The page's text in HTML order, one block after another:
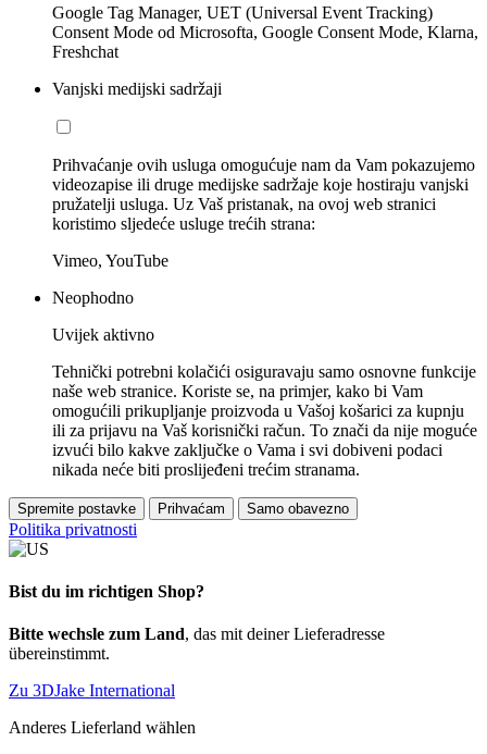
Google Tag Manager, UET (Universal Event Tracking)
Consent Mode od Microsofta, Google Consent Mode, Klarna,
Freshchat
Vanjski medijski sadržaji
Prihvaćanje ovih usluga omogućuje nam da Vam pokazujemo
videozapise ili druge medijske sadržaje koje hostiraju vanjski
pružatelji usluga. Uz Vaš pristanak, na ovoj web stranici
koristimo sljedeće usluge trećih strana:
Vimeo, YouTube
Neophodno
Uvijek aktivno
Tehnički potrebni kolačići osiguravaju samo osnovne funkcije
naše web stranice. Koriste se, na primjer, kako bi Vam
omogućili prikupljanje proizvoda u Vašoj košarici za kupnju
ili za prijavu na Vaš korisnički račun. To znači da nije moguće
izvući bilo kakve zaključke o Vama i svi dobiveni podaci
nikada neće biti proslijeđeni trećim stranama.
Spremite postavke Prihvaćam Samo obavezno
Politika privatnosti
Bist du im richtigen Shop?
Bitte wechsle zum Land, das mit deiner Lieferadresse
übereinstimmt.
Zu 3DJake International
Anderes Lieferland wählen